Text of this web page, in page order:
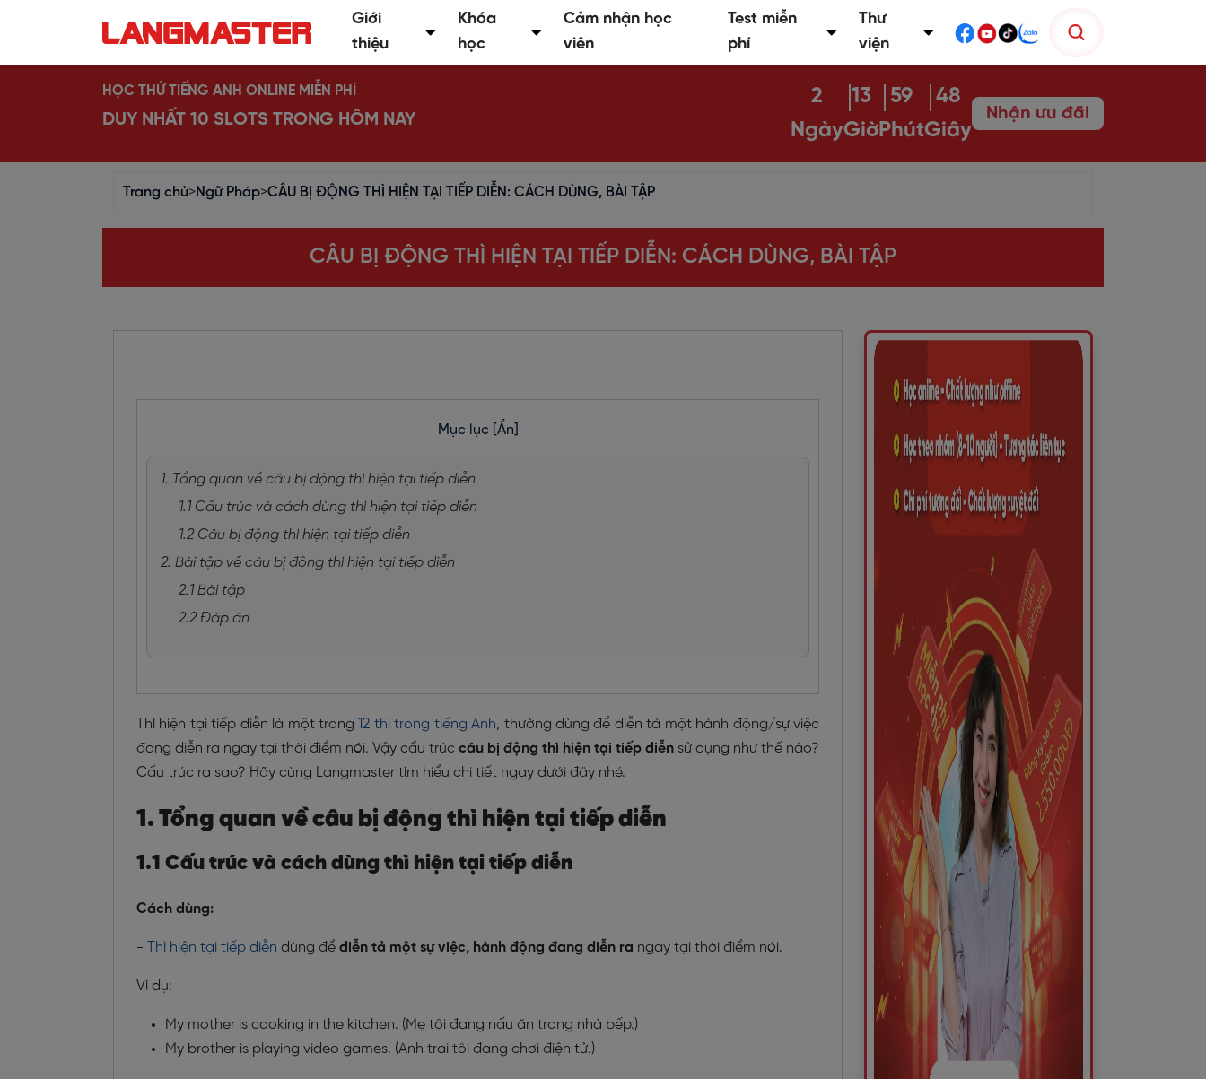
Giới
thiệu
Khóa
học
Cảm nhận học
viên
Test miễn
phí
Thư
viện
HỌC THỬ TIẾNG ANH ONLINE MIỄN PHÍ
DUY NHẤT 10 SLOTS TRONG HÔM NAY
2
Ngày
13
Giờ
59
Phút
47
Giây
Nhận ưu đãi
Trang chủ>Ngữ Pháp>CÂU BỊ ĐỘNG THÌ HIỆN TẠI TIẾP DIỄN: CÁCH DÙNG, BÀI TẬP
CÂU BỊ ĐỘNG THÌ HIỆN TẠI TIẾP DIỄN: CÁCH DÙNG, BÀI TẬP
Mục lục [Ẩn]
1. Tổng quan về câu bị động thì hiện tại tiếp diễn
1.1 Cấu trúc và cách dùng thì hiện tại tiếp diễn
1.2 Câu bị động thì hiện tại tiếp diễn
2. Bài tập về câu bị động thì hiện tại tiếp diễn
2.1 Bài tập
2.2 Đáp án
Thì hiện tại tiếp diễn là một trong12 thì trong tiếng Anh, thường dùng để diễn tả một hành động/sự việc
đang diễn ra ngay tại thời điểm nói. Vậy cấu trúc câu bị động thì hiện tại tiếp diễn sử dụng như thế nào?
Cấu trúc ra sao? Hãy cùng Langmaster tìm hiểu chi tiết ngay dưới đây nhé.
1. Tổng quan về câu bị động thì hiện tại tiếp diễn
1.1 Cấu trúc và cách dùng thì hiện tại tiếp diễn
Cách dùng:
- Thì hiện tại tiếp diễn dùng để diễn tả một sự việc, hành động đang diễn ra ngay tại thời điểm nói.
Ví dụ:
My mother is cooking in the kitchen. (Mẹ tôi đang nấu ăn trong nhà bếp.)
My brother is playing video games. (Anh trai tôi đang chơi điện tử.)